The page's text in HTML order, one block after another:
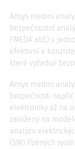
Ansys medini
bezpečnostní
FMEDA atd.) v
efektivní a
které vyžadují
Ansys medini
bezpečnosti
elektroniky až na
založený na
analýzu
(SW) řízených